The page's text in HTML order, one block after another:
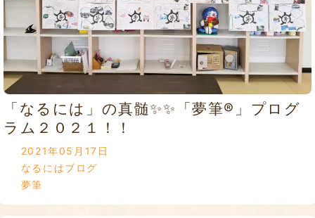
「なるには」の真髄✨✨「夢筆®」プログ
ラム２０２１！！
2021年05月17日
なるにはブログ
夢筆